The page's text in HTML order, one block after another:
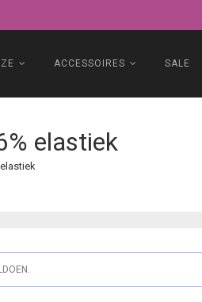
ACCESSOIRES SALE
elastiek